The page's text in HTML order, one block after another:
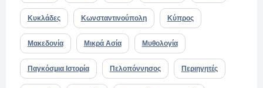
Κυκλάδες Κωνσταντινούπολη Κύπρος
Μακεδονία Μικρά Ασία Μυθολογία
Παγκόσμια Ιστορία Πελοπόννησος Περιηγητές